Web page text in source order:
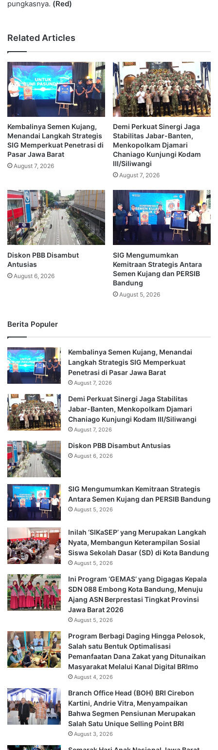
pungkasnya. (Red)
Related Articles
Kembalinya Semen Kujang,
Menandai Langkah Strategis
SIG Memperkuat Penetrasi di
Pasar Jawa Barat
August 7, 2026
Demi Perkuat Sinergi Jaga
Stabilitas Jabar-Banten,
Menkopolkam Djamari
Chaniago Kunjungi Kodam
III/Siliwangi
August 7, 2026
Diskon PBB Disambut
Antusias
August 6, 2026
SIG Mengumumkan
Kemitraan Strategis Antara
Semen Kujang dan PERSIB
Bandung
August 5, 2026
Berita Populer
Kembalinya Semen Kujang, Menandai
Langkah Strategis SIG Memperkuat
Penetrasi di Pasar Jawa Barat
August 7, 2026
Demi Perkuat Sinergi Jaga Stabilitas
Jabar-Banten, Menkopolkam Djamari
Chaniago Kunjungi Kodam III/Siliwangi
August 7, 2026
Diskon PBB Disambut Antusias
August 6, 2026
SIG Mengumumkan Kemitraan Strategis
Antara Semen Kujang dan PERSIB Bandung
August 5, 2026
Inilah ‘SIKaSEP’ yang Merupakan Langkah
Nyata, Membangun Keterampilan Sosial
Siswa Sekolah Dasar (SD) di Kota Bandung
August 5, 2026
Ini Program ‘GEMAS’ yang Digagas Kepala
SDN 088 Embong Kota Bandung, Menuju
Ajang ASN Berprestasi Tingkat Provinsi
Jawa Barat 2026
August 5, 2026
Program Berbagi Daging Hingga Pelosok,
Salah satu Bentuk Optimalisasi
Pemanfaatan Dana Zakat yang Ditunaikan
Masyarakat Melalui Kanal Digital BRImo
August 4, 2026
Branch Office Head (BOH) BRI Cirebon
Kartini, Andrie Vitra, Menyampaikan
Bahwa Segmen Pensiunan Merupakan
Salah Satu Unique Selling Point BRI
August 3, 2026